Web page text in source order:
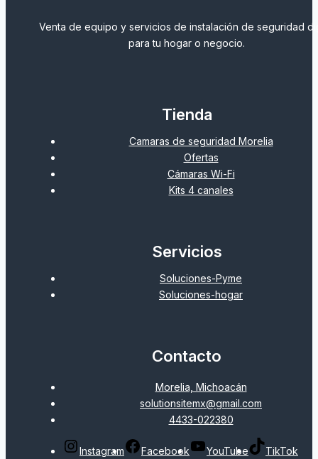
Venta de equipo y servicios de instalación de seguridad
para tu hogar o negocio.
Tienda
Camaras de seguridad Morelia
Ofertas
Cámaras Wi-Fi
Kits 4 canales
Servicios
Soluciones-Pyme
Soluciones-hogar
Contacto
Morelia, Michoacán
solutionsitemx@gmail.com
4433-022380
Instagram Facebook YouTube TikTok